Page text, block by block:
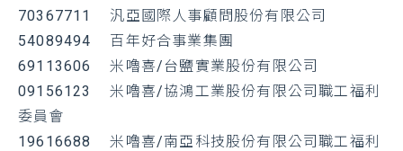
70367711 汎亞國際人事顧問股份有限公司
54089494 百年好合事業集團
69113606 米嚕喜/台鹽實業股份有限公司
09156123 米嚕喜/協鴻工業股份有限公司職工福利
委員會
19616688 米嚕喜/南亞科技股份有限公司職工福利